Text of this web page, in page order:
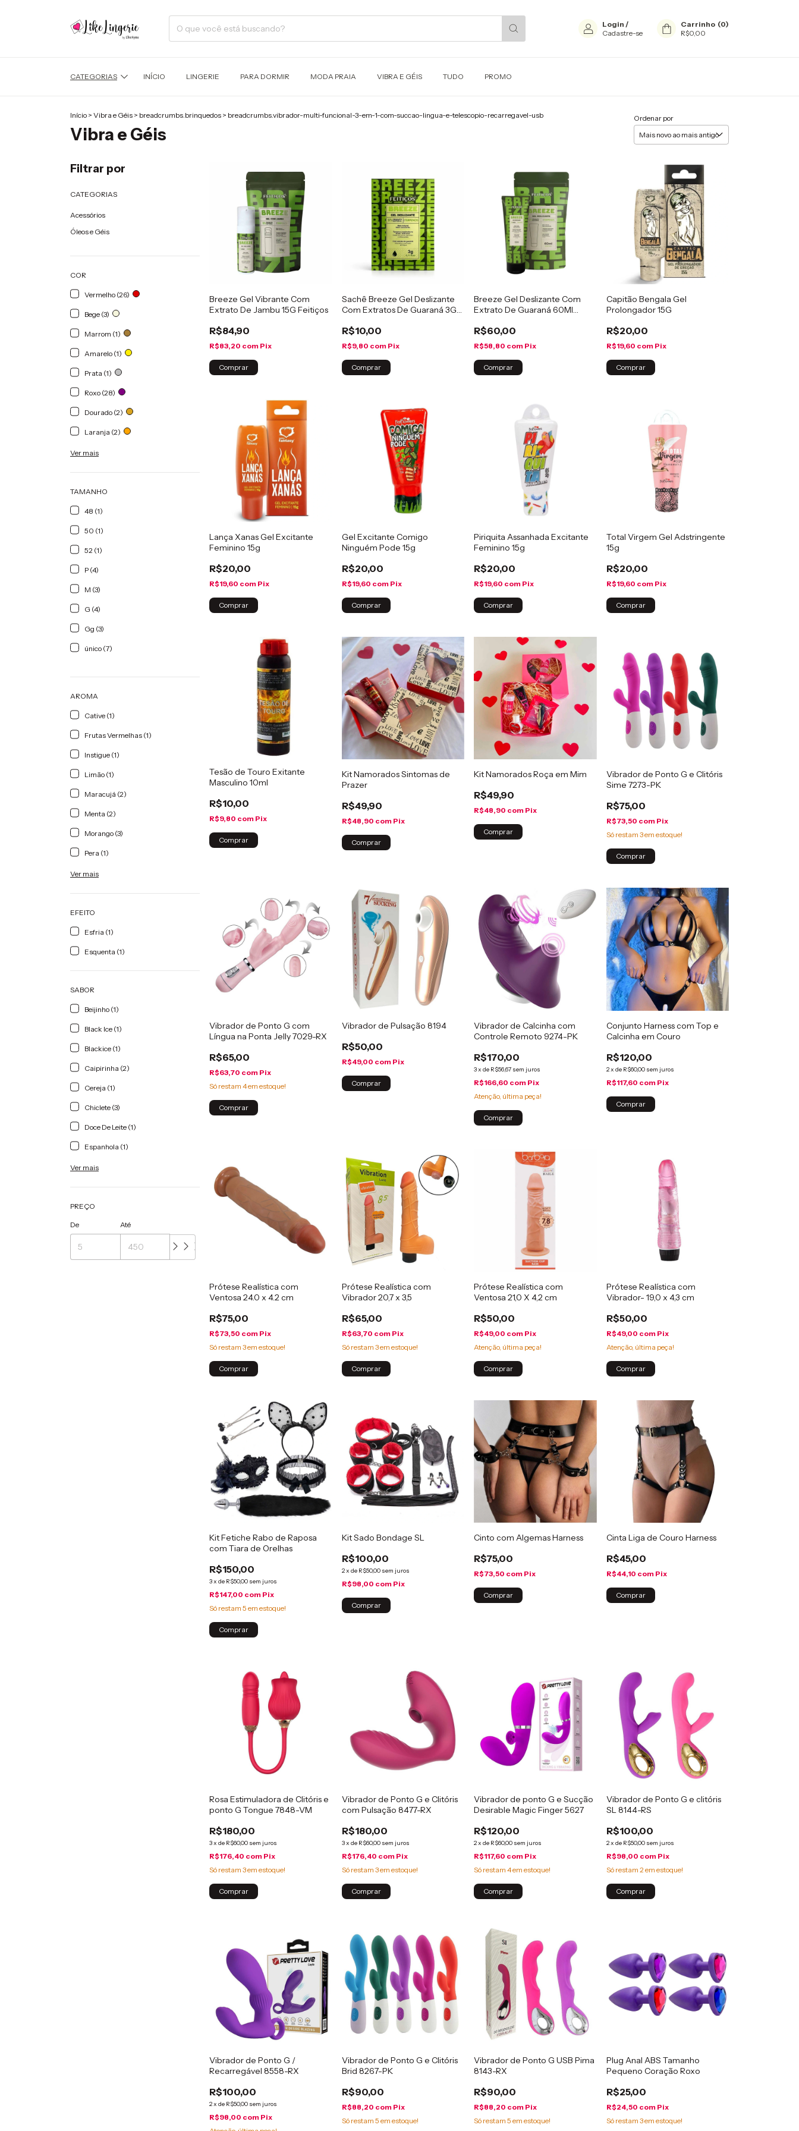
Login /
Cadastre-se
Carrinho (0)
R$0,00
CATEGORIAS INÍCIO LINGERIE PARA DORMIR MODA PRAIA VIBRA E GÉIS TUDO PROMO
Início > Vibra e Géis > breadcrumbs.brinquedos > breadcrumbs.vibrador-multi-funcional-3-em-1-com-succao-lingua-e-telescopio-recarregavel-usb
Vibra e Géis
Ordenar por
Filtrar por
CATEGORIAS
Acessórios
Óleos e Géis
COR
Vermelho (26)
Bege (3)
Marrom (1)
Amarelo (1)
Prata (1)
Roxo (28)
Dourado (2)
Laranja (2)
Ver mais
TAMANHO
48 (1)
50 (1)
52 (1)
P (4)
M (3)
G (4)
Gg (3)
único (7)
AROMA
Cative (1)
Frutas Vermelhas (1)
Instigue (1)
Limão (1)
Maracujá (2)
Menta (2)
Morango (3)
Pera (1)
Ver mais
EFEITO
Esfria (1)
Esquenta (1)
SABOR
Beijinho (1)
Black Ice (1)
Blackice (1)
Caipirinha (2)
Cereja (1)
Chiclete (3)
Doce De Leite (1)
Espanhola (1)
Ver mais
PREÇO
De Até
Breeze Gel Vibrante Com
Extrato De Jambu 15G Feitiços
R$84,90
R$83,20 com Pix
Sachê Breeze Gel Deslizante
Com Extratos De Guaraná 3G
R$10,00
R$9,80 com Pix
Breeze Gel Deslizante Com
Extrato De Guaraná 60Ml
R$60,00
R$58,80 com Pix
Capitão Bengala Gel
Prolongador 15G
R$20,00
R$19,60 com Pix
Lança Xanas Gel Excitante
Feminino 15g
R$20,00
R$19,60 com Pix
Gel Excitante Comigo
Ninguém Pode 15g
R$20,00
R$19,60 com Pix
Piriquita Assanhada Excitante
Feminino 15g
R$20,00
R$19,60 com Pix
Total Virgem Gel Adstringente
15g
R$20,00
R$19,60 com Pix
Tesão de Touro Exitante
Masculino 10ml
R$10,00
R$9,80 com Pix
Kit Namorados Sintomas de
Prazer
R$49,90
R$48,90 com Pix
Kit Namorados Roça em Mim
R$49,90
R$48,90 com Pix
Vibrador de Ponto G e Clitóris
Sime 7273-PK
R$75,00
R$73,50 com Pix
Só restam 3em estoque!
Comprar
Vibrador de Ponto G com
Língua na Ponta Jelly 7029-RX
R$65,00
R$63,70 com Pix
Só restam4em estoque!
Comprar
Vibrador de Pulsação 8194
R$50,00
R$49,00 com Pix
Comprar
Vibrador de Calcinha com
Controle Remoto 9274-PK
R$170,00
3xde R$56,67 sem juros
R$166,60 com Pix
Atenção, última peça!
Comprar
Conjunto Harness com Top e
Calcinha em Couro
R$120,00
2x de R$60,00 sem juros
R$117,60 com Pix
Comprar
Prótese Realística com
Ventosa 24.0 x 4.2 cm
R$75,00
R$73,50 com Pix
Só restam3em estoque!
Comprar
Prótese Realística com
Vibrador 20,7 x 3,5
R$65,00
R$63,70 com Pix
Só restam 3em estoque!
Comprar
Prótese Realística com
Ventosa 21,0 X 4,2 cm
R$50,00
R$49,00 com Pix
Atenção, última peça!
Comprar
Prótese Realística com
Vibrador- 19,0 x 4,3 cm
R$50,00
R$49,00 com Pix
Atenção, última peça!
Comprar
Kit Fetiche Rabo de Raposa
com Tiara de Orelhas
R$150,00
3xde R$50,00 sem juros
R$147,00 com Pix
Só restam5 em estoque!
Comprar
Kit Sado Bondage SL
R$100,00
2x de R$50,00 sem juros
R$98,00 com Pix
Comprar
Cinto com Algemas Harness
R$75,00
R$73,50 com Pix
Comprar
Cinta Liga de Couro Harness
R$45,00
R$44,10 com Pix
Comprar
Rosa Estimuladora de Clitóris e
ponto G Tongue 7848-VM
R$180,00
3xde R$60,00 sem juros
R$176,40 com Pix
Só restam3em estoque!
Comprar
Vibrador de Ponto G e Clitóris
com Pulsação 8477-RX
R$180,00
3x de R$60,00 sem juros
R$176,40 com Pix
Só restam 3em estoque!
Comprar
Vibrador de ponto G e Sucção
Desirable Magic Finger 5627
R$120,00
2xde R$60,00 sem juros
R$117,60 com Pix
Só restam4em estoque!
Comprar
Vibrador de Ponto G e clitóris
SL 8144-RS
R$100,00
2x de R$50,00 sem juros
R$98,00 com Pix
Só restam 2 em estoque!
Comprar
Vibrador de Ponto G /
Recarregável 8558-RX
R$100,00
2xde R$50,00 sem juros
R$98,00 com Pix
Vibrador de Ponto G e Clitóris
Brid 8267-PK
R$90,00
R$88,20 com Pix
Só restam 5 em estoque!
Vibrador de Ponto G USB Pima
8143-RX
R$90,00
R$88,20 com Pix
Só restam5 em estoque!
Plug Anal ABS Tamanho
Pequeno Coração Roxo
R$25,00
R$24,50 com Pix
Só restam 3em estoque!